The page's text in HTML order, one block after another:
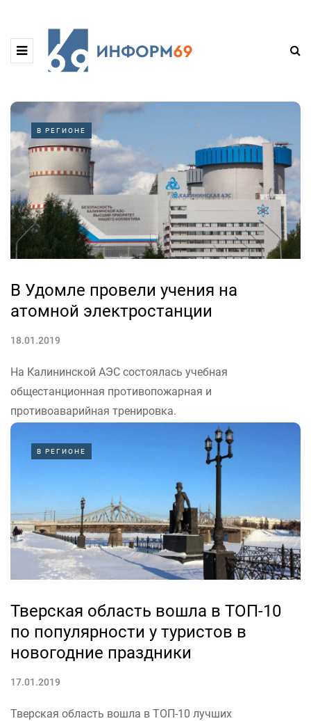
В РЕГИОНЕ
В Удомле провели учения на
атомной электростанции
18.01.2019
На Калининской АЭС состоялась учебная
общестанционная противопожарная и
противоаварийная тренировка.
Учения прошли в соответствии с планом основных
мероприятий Главного управления МЧС России по
Тверской области и атомной станции.
Главной целью прошедших учений стала тренировка
готовности оперативного персонала АЭС и личного...
В РЕГИОНЕ
Тверская область вошла в ТОП-10
по популярности у туристов в
новогодние праздники
17.01.2019
Тверская область вошла в ТОП-10 лучших